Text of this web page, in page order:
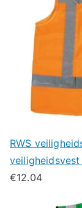
RWS
€12.04